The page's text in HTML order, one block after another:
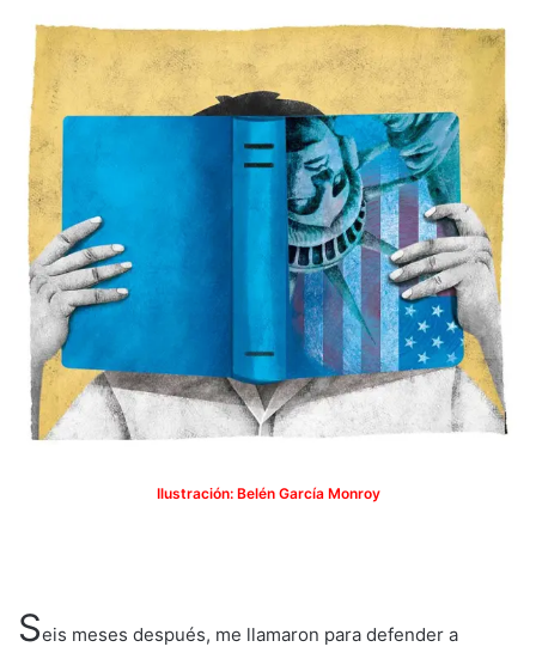
Ilustración: Belén García Monroy
Seis meses después, me llamaron para defender a